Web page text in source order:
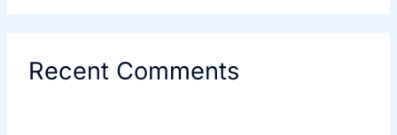
Recent Comments